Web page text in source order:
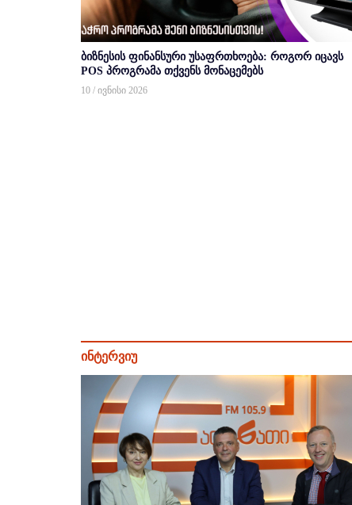
ბიზნესის ფინანსური უსაფრთხოება: როგორ იცავს
POS პროგრამა თქვენს მონაცემებს
10 / ივნისი 2026
ინტერვიუ